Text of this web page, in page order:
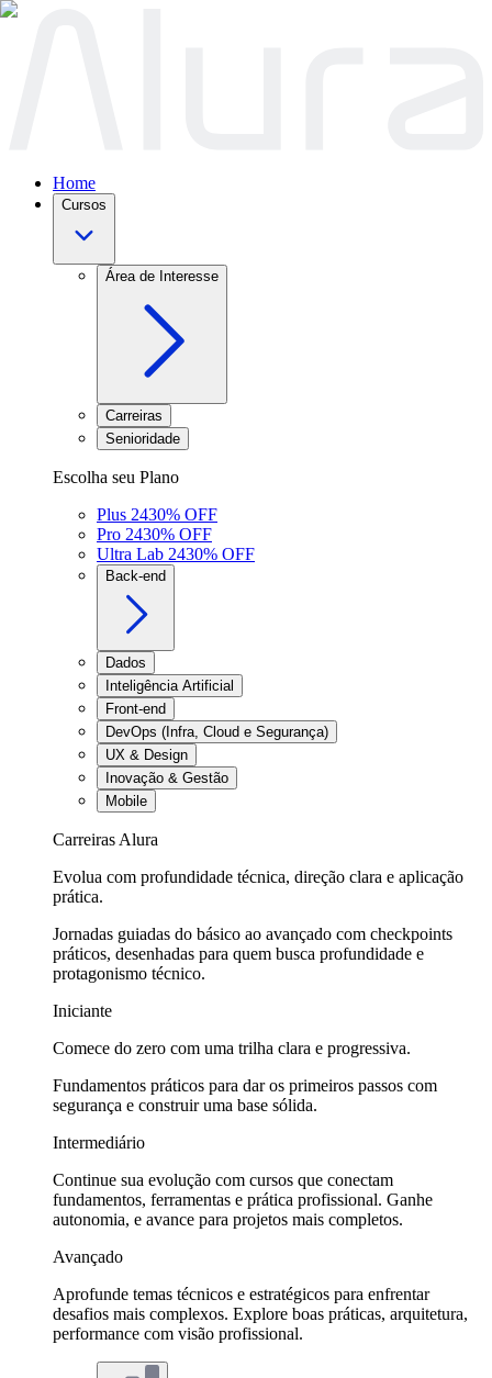
Home
Cursos
Área de Interesse
Carreiras
Senioridade
Escolha seu Plano
Plus 2430% OFF
Pro 2430% OFF
Ultra Lab 2430% OFF
Back-end
Dados
Inteligência Artificial
Front-end
DevOps (Infra, Cloud e Segurança)
UX & Design
Inovação & Gestão
Mobile
Carreiras Alura
Evolua com profundidade técnica, direção clara e aplicação
prática.
Jornadas guiadas do básico ao avançado com checkpoints
práticos, desenhadas para quem busca profundidade e
protagonismo técnico.
Iniciante
Comece do zero com uma trilha clara e progressiva.
Fundamentos práticos para dar os primeiros passos com
segurança e construir uma base sólida.
Intermediário
Continue sua evolução com cursos que conectam
fundamentos, ferramentas e prática profissional. Ganhe
autonomia, e avance para projetos mais completos.
Avançado
Aprofunde temas técnicos e estratégicos para enfrentar
desafios mais complexos. Explore boas práticas, arquitetura,
performance com visão profissional.